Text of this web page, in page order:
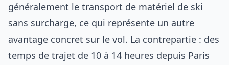
généralement le transport de matériel de ski
sans surcharge, ce qui représente un autre
avantage concret sur le vol. La contrepartie : des
temps de trajet de 10 à 14 heures depuis Paris